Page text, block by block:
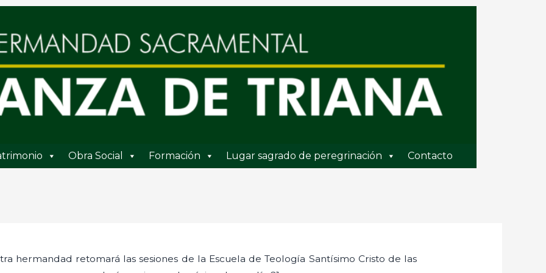
Obra Social Formación Lugar sagrado de peregrinación Contacto
hermandad retomará las sesiones de la Escuela de Teología Santísimo Cristo de las